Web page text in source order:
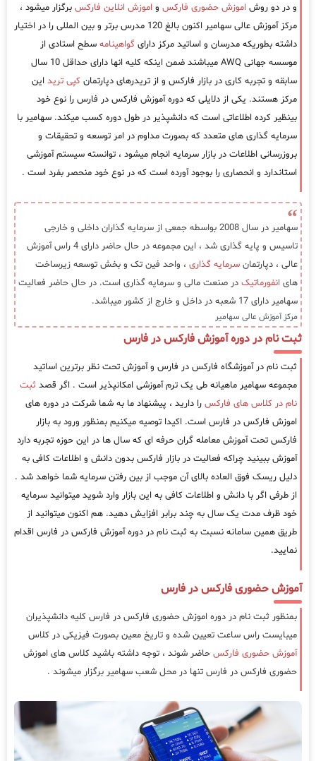
و در دو روش اموزش حضوری فارکس و اموزش انلاین فارکس برگزار میشود ،
مرکز آموزش عالی سهامیر اکنون بالغ 120 مدرس برتر و بین المللی را در اختیار
داشته بطوریکه مدرسان و اساتید مرکز دارای گواهینامه سطح استادی از
موسسه جهانی AWQ میباشند ضمن اینکه کلیه انها دارای حداقل 10 سال
سابقه و تجربه کاری در بازار فارکس و از تریدرهای دپارتمان کپی ترید این
مرکز هستند. یکی از دلایلی که دوره آموزش فارکس در فارس را نوع خود
بینظیر کرده اطلاعاتی است که دانشپذیر در طول دوره کسب میکند. سهامیر با
سرمایه گذاری های متعدد که بصورت مداوم در امر توسعه و تحقیقات و
بروزرسانی اطلاعات در بازار سرمایه انجام میشود ، توانسته سیستم آموزشی
استاندارد و انحصاری را بوجود آورده است که در نوع خود منحصر بفرد است .
سهامیر در سال 2008 بواسطه جمعی از سرمایه گذاران داخلی و خارجی
تاسیس و پایه گذاری شد ، این مجموعه در حال حاضر دارای 4 راس آموزش
عالی ، دپارتمان سرمایه گذاری ، واحد فین تک و بخش توسعه زیرساخت
های انفورماتیک در صنعت مالی و سرمایه گذاری است. در حال حاضر فعالیت
سهامیر دارای 17 شعبه در داخل و خارج از کشور میباشد.
مرکز آموزش عالی سهامیر
ثبت نام در دوره آموزش فارکس در فارس
ثبت نام در آموزشگاه فارکس در فارس و آموزش تحت نظر برترین اساتید
مجموعه سهامیر ماهیانه طی یک ترم آموزشی امکانپذیر است . اگر قصد ثبت
نام در کلاس های فارکس را دارید ، پیشنهاد ما به شما شرکت در دوره های
اموزش فارکس در فارس است. اکیدا توصیه میکنیم بمنظور ورود به بازار
فارکس تحت آموزش معامله گران حرفه ای که سال ها در این حوزه تجربه دارد
آموزش ببینید چراکه فعالیت در بازار فارکس بدون دانش و اطلاعات کافی به
دلیل ریسک فوق العاده بالای آن موجب از بین رفتن سرمایه شما خواهد شد .
از طرفی اگر با دانش و اطلاعات کافی به این بازار وارد شوید میتوانید سرمایه
خود ظرف مدت یک سال به چند برابر افزایش دهید. هم اکنون میتوانید از
طریق همین سامانه نسبت به ثبت نام در دوره آموزش فارکس در فارس اقدام
نمایید.
آموزش حضوری فارکس در فارس
بمنظور ثبت نام در دوره اموزش حضوری فارکس در فارس کلیه دانشپذیران
میبایست راس ساعت تعیین شده و تاریخ معین بصورت فیزیکی در کلاس
آموزش حضوری فارکس حاضر شوند ، توجه داشته باشید کلاس های اموزش
حضوری فارکس در فارس تنها در محل شعب سهامیر برگزار میشوند .